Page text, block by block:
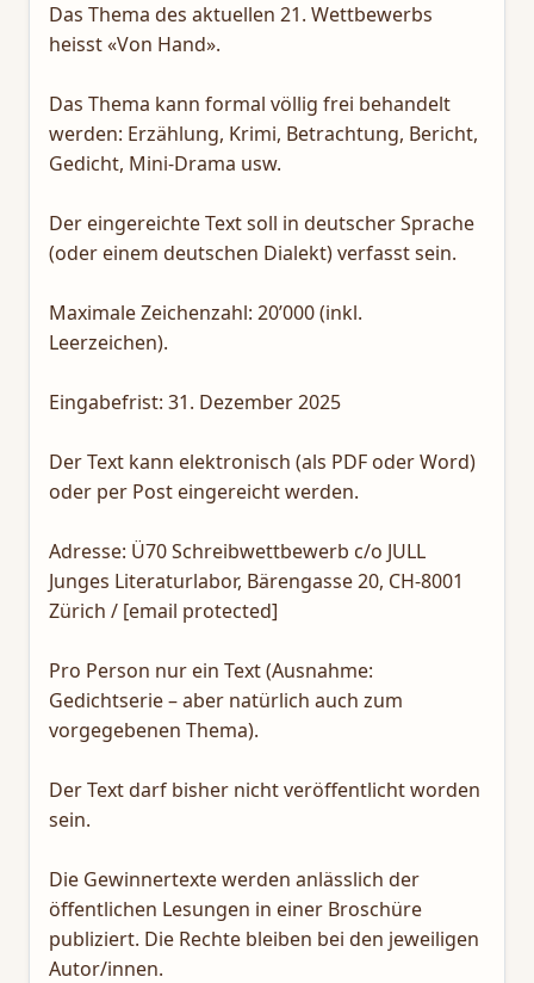
Das Thema des aktuellen 21. Wettbewerbs
heisst «Von Hand».
Das Thema kann formal völlig frei behandelt
werden: Erzählung, Krimi, Betrachtung, Bericht,
Gedicht, Mini-Drama usw.
Der eingereichte Text soll in deutscher Sprache
(oder einem deutschen Dialekt) verfasst sein.
Maximale Zeichenzahl: 20’000 (inkl.
Leerzeichen).
Eingabefrist: 31. Dezember 2025
Der Text kann elektronisch (als PDF oder Word)
oder per Post eingereicht werden.
Adresse: Ü70 Schreibwettbewerb c/o JULL
Junges Literaturlabor, Bärengasse 20, CH-8001
Zürich / [email protected]
Pro Person nur ein Text (Ausnahme:
Gedichtserie – aber natürlich auch zum
vorgegebenen Thema).
Der Text darf bisher nicht veröffentlicht worden
sein.
Die Gewinnertexte werden anlässlich der
öffentlichen Lesungen in einer Broschüre
publiziert. Die Rechte bleiben bei den jeweiligen
Autor/innen.